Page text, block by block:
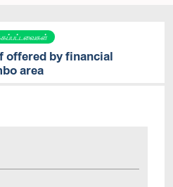
offered by financial
area